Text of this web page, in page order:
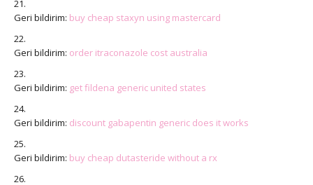
Geri bildirim: buy cheap staxyn using mastercard
Geri bildirim: order itraconazole cost australia
Geri bildirim: get fildena generic united states
Geri bildirim: discount gabapentin generic does it works
Geri bildirim: buy cheap dutasteride without a rx